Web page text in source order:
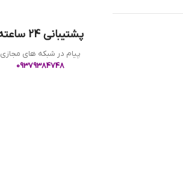
پشتیبانی 24 ساعته
پیام در شبکه های مجازی
09379384748